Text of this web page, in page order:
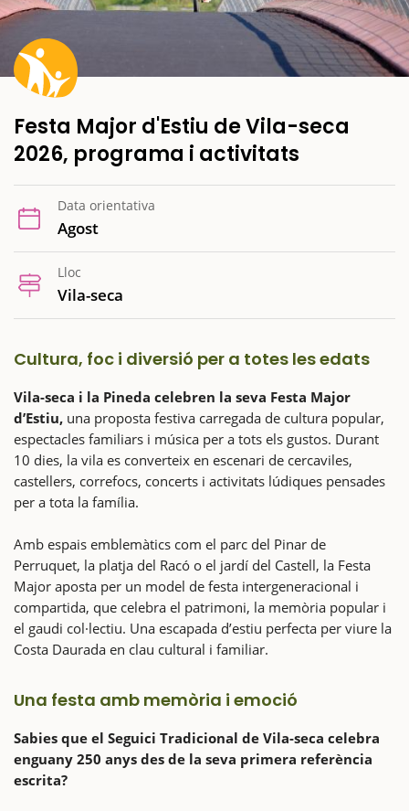
Festa Major d'Estiu de Vila-seca
2026, programa i activitats
Data orientativa
Agost
Lloc
Vila-seca
Cultura, foc i diversió per a totes les edats
Vila-seca i la Pineda celebren la seva Festa Major
d’Estiu, una proposta festiva carregada de cultura popular,
espectacles familiars i música per a tots els gustos. Durant
10 dies, la vila es converteix en escenari de cercaviles,
castellers, correfocs, concerts i activitats lúdiques pensades
per a tota la família.
Amb espais emblemàtics com el parc del Pinar de
Perruquet, la platja del Racó o el jardí del Castell, la Festa
Major aposta per un model de festa intergeneracional i
compartida, que celebra el patrimoni, la memòria popular i
el gaudi col·lectiu. Una escapada d’estiu perfecta per viure la
Costa Daurada en clau cultural i familiar.
Una festa amb memòria i emoció
Sabies que el Seguici Tradicional de Vila-seca celebra
enguany 250 anys des de la seva primera referència
escrita?